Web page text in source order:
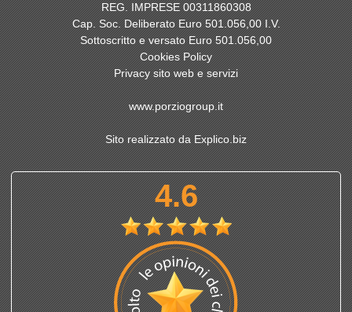
REG. IMPRESE 00311860308
Cap. Soc. Deliberato Euro 501.056,00 I.V.
Sottoscritto e versato Euro 501.056,00
Cookies Policy
Privacy sito web e servizi
www.porziogroup.it
Sito realizzato da Explico.biz
4.6